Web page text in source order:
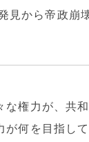
見から帝政崩
な権力が、共
が何を目指し